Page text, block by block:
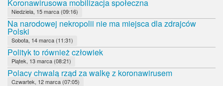
Koronawirusowa mobilizacja społeczna
Niedziela, 15 marca (09:16)
Na narodowej nekropolii nie ma miejsca dla zdrajców
Polski
Sobota, 14 marca (11:31)
Polityk to również człowiek
Piątek, 13 marca (08:21)
Polacy chwalą rząd za walkę z koronawirusem
Czwartek, 12 marca (07:05)